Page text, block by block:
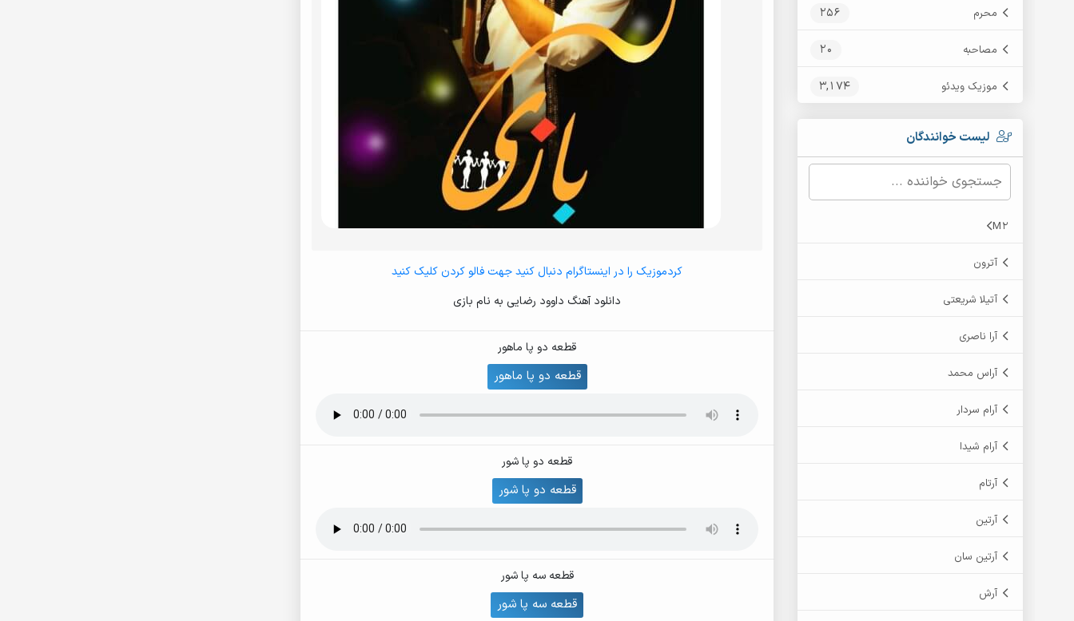
محرم 256
مصاحبه 20
موزیک ویدئو 3,174
لیست خوانندگان
M2
آترون
آتیلا شریعتی
آرا ناصری
آراس محمد
آرام سردار
آرام شیدا
آرتام
آرتین
آرتین سان
آرش
کردموزیک را در اینستاگرام دنبال کنید جهت فالو کردن کلیک کنید
دانلود آهنگ داوود رضایی به نام بازی
قطعه دو پا ماهور
قطعه دو پا ماهور
قطعه دو پا شور
قطعه دو پا شور
قطعه سه پا شور
قطعه سه پا شور